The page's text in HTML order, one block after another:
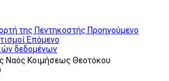
της Πεντηκοστής Προηγούμενο
Επόμενο
Ναός Κοιμήσεως Θεοτόκου